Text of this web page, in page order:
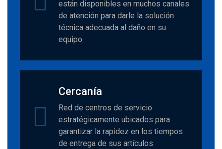
están disponibles en muchos canales
de atención para darle la solución
técnica adecuada al daño en su
equipo.
Cercanía
Red de centros de servicio
estratégicamente ubicados para
garantizar la rapidez en los tiempos
de entrega de sus artículos.